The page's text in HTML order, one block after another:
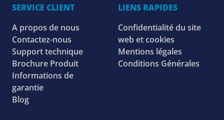
SERVICE CLIENT
A propos de nous
Contactez-nous
Support technique
Brochure Produit
Informations de
garantie
Blog
LIENS RAPIDES
Confidentialité du site
web et cookies
Mentions légales
Conditions Générales